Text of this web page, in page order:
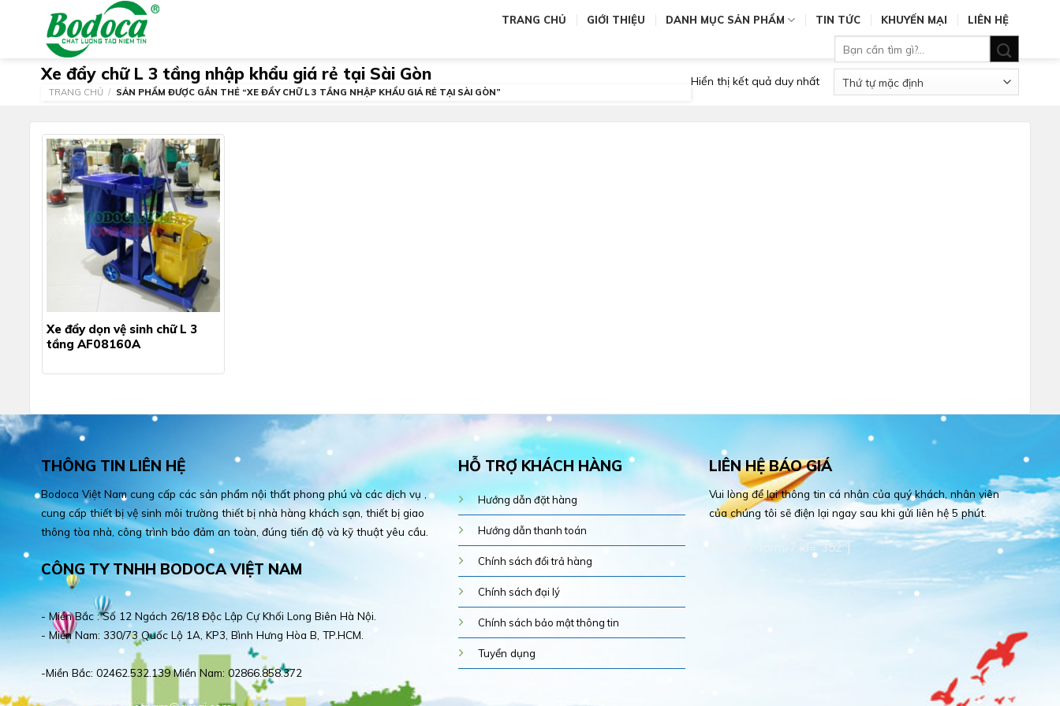
TRANG CHỦ GIỚI THIỆU DANH MỤC SẢN PHẨM TIN TỨC KHUYẾN MẠI
LIÊN HỆ
kiếm:
Xe đẩy chữ L 3 tầng nhập khẩu giá rẻ tại Sài Gòn
TRANG CHỦ / SẢN PHẨM ĐƯỢC GẮN THẺ “XE ĐẨY CHỮ L 3 TẦNG NHẬP KHẨU GIÁ RẺ TẠI SÀI GÒN”
Hiển thị kết quả duy nhất
Xe đẩy dọn vệ sinh chữ L 3
tầng AF08160A
THÔNG TIN LIÊN HỆ
Bodoca Việt Nam cung cấp các sản phẩm nội thất phong phú và các dịch vụ ,
cung cấp thiết bị vệ sinh môi trường thiết bị nhà hàng khách sạn, thiết bị giao
thông tòa nhà, công trình bảo đảm an toàn, đúng tiến độ và kỹ thuật yêu cầu.
CÔNG TY TNHH BODOCA VIỆT NAM
- Miền Bắc : Số 12 Ngách 26/18 Độc Lập Cự Khối Long Biên Hà Nội.
- Miền Nam: 330/73 Quốc Lộ 1A, KP3, Bình Hưng Hòa B, TP.HCM.
-Miền Bắc: 02462.532.139 Miền Nam: 02866.858.372
HỖ TRỢ KHÁCH HÀNG
Hướng dẫn đặt hàng
Hướng dẫn thanh toán
Chính sách đổi trả hàng
Chính sách đại lý
Chính sách bảo mật thông tin
Tuyển dụng
LIÊN HỆ BÁO GIÁ
Vui lòng để lại thông tin cá nhân của quý khách, nhân viên
của chúng tôi sẽ điện lại ngay sau khi gửi liên hệ 5 phút.
[contact-form-7 id="352"]